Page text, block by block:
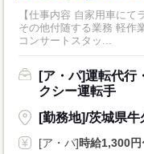
【仕事内容 自家用車にて
その他付随する業務 軽作
コンサートスタッ...
[ア・パ]運転代行
クシー運転手
[勤務地]/茨城県
[ア・パ]時給1,300円